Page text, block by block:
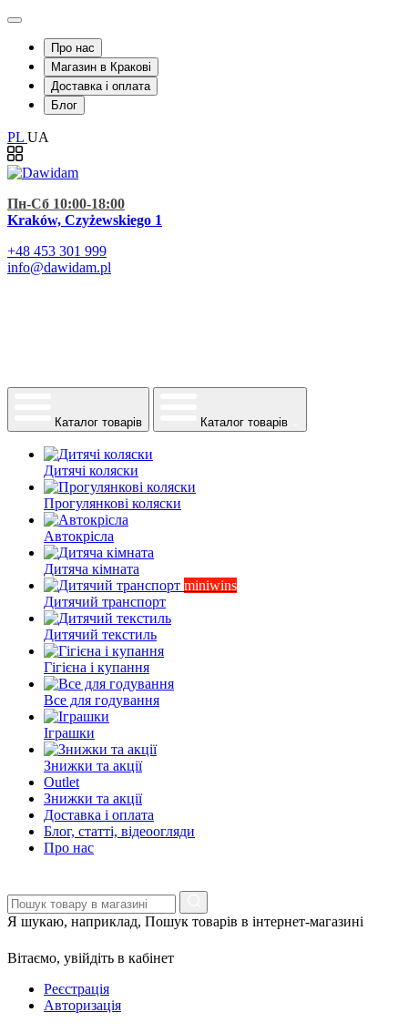
Про нас
Магазин в Кракові
Доставка і оплата
Блог
PL UA
Пн-Сб 10:00-18:00
Kraków, Czyżewskiego 1
+48 453 301 999
info@dawidam.pl
Каталог товарів Каталог товарів
Дитячі коляски
Прогулянкові коляски
Автокрісла
Дитяча кімната
miniwins
Дитячий транспорт
Дитячий текстиль
Гігієна і купання
Все для годування
Іграшки
Знижки та акції
Outlet
Знижки та акції
Доставка і оплата
Блог, статті, відеоогляди
Про нас
Я шукаю, наприклад, Пошук товарів в інтернет-магазині
Вітаємо, увійдіть в кабінет
Реєстрація
Авторизація